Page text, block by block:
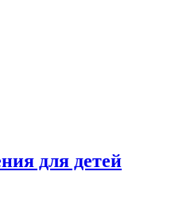
для детей